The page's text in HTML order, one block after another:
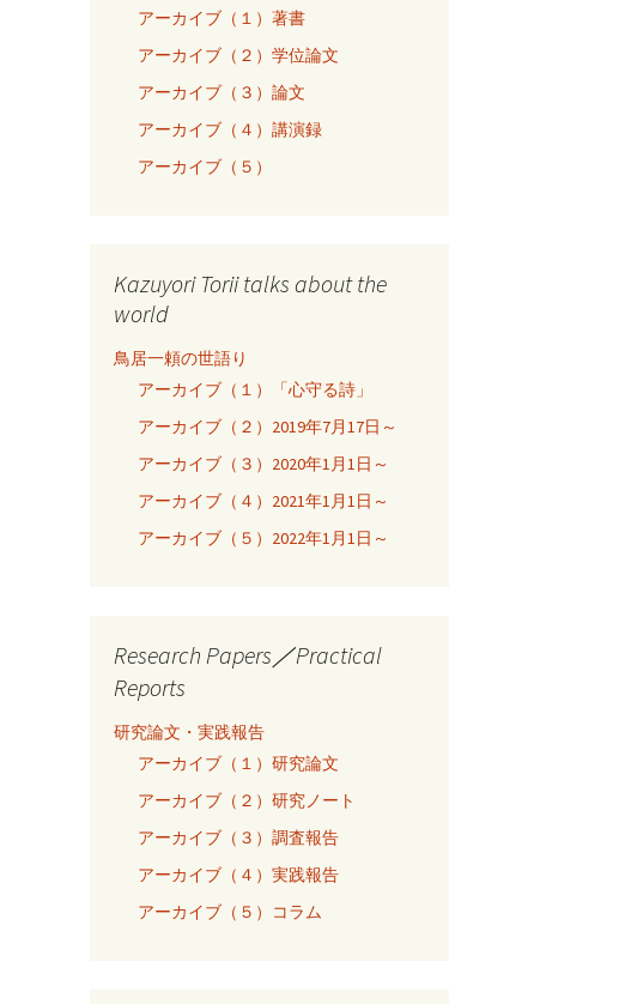
アーカイブ（１）著書
アーカイブ（２）学位論文
アーカイブ（３）論文
アーカイブ（４）講演録
アーカイブ（５）
Kazuyori Torii talks about the
world
鳥居一頼の世語り
アーカイブ（１）「心守る詩」
アーカイブ（２）2019年7月17日～
アーカイブ（３）2020年1月1日～
アーカイブ（４）2021年1月1日～
アーカイブ（５）2022年1月1日～
Research Papers／Practical
Reports
研究論文・実践報告
アーカイブ（１）研究論文
アーカイブ（２）研究ノート
アーカイブ（３）調査報告
アーカイブ（４）実践報告
アーカイブ（５）コラム